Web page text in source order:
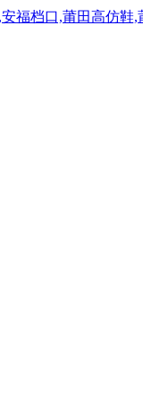
福档口,莆田高仿